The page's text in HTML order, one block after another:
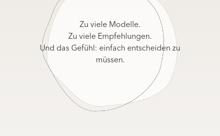
Zu viele Modelle.
Zu viele Empfehlungen.
Und das Gefühl: einfach entscheiden zu
müssen.